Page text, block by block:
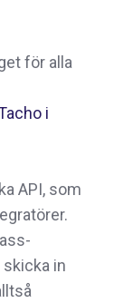
för alla
i
API, som
in